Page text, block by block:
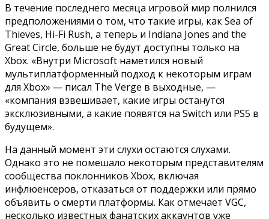
В течение последнего месяца игровой мир полнился
предположениями о том, что такие игры, как Sea of
Thieves, Hi-Fi Rush, а теперь и Indiana Jones and the
Great Circle, больше не будут доступны только на
Xbox. «Внутри Microsoft наметился новый
мультиплатформенный подход к некоторым играм
для Xbox» — писал The Verge в выходные, —
«компания взвешивает, какие игры останутся
эксклюзивными, а какие появятся на Switch или PS5 в
будущем».
На данный момент эти слухи остаются слухами.
Однако это не помешало некоторым представителям
сообщества поклонников Xbox, включая
инфлюенсеров, отказаться от поддержки или прямо
объявить о смерти платформы. Как отмечает VGC,
несколько известных фанатских аккаунтов уже